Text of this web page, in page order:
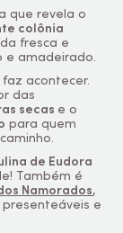
que revela o
colônia
fresca e
e amadeirado.
acontecer.
das
secas e o
para quem
de Eudora
Também é
Namorados,
presenteáveis e